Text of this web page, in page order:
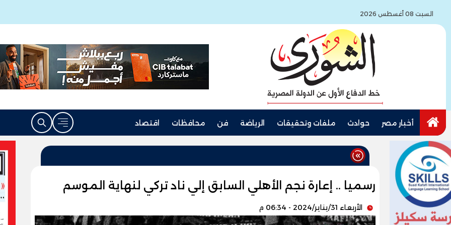
السبت 08 أغسطس 2026
أخبار مصر حوادث ملفات وتحقيقات الرياضة فن محافظات اقتصاد
رسميا .. إعارة نجم الأهلي السابق إلي ناد تركي لنهاية الموسم
الأربعاء 31/يناير/2024 - 06:34 م